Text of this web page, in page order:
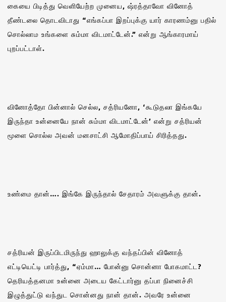
கையை பிடித்து வெளியேற்ற முனைய, ஷ்ரத்தாவோ வினோத்
தீண்டலை தொடவிடாது “எங்கப்பா இறப்புக்கு யார் காரணம்னு பதில்
சொல்லாம உங்களை சும்மா விடமாட்டேன்.” என்று ஆங்காரமாய்
புறப்பட்டாள்.
வினோத்தோ பின்னால் செல்ல, சத்ரியனோ, ‘கூடுதலா இங்கயே
இருந்தா உன்னையே நான் சும்மா விடமாட்டேன்’ என்று சத்ரியன்
மூளை சொல்ல அவன் மனசாட்சி ஆமோதிப்பாய் சிரித்தது.
உண்மை தான்…. இங்கே இருந்தால் சேதாரம் அவளுக்கு தான்.
சத்ரியன் இருப்பிடமிருந்து ஹாலுக்கு வந்தப்பின் வினோத்
எட்டியெட்டி பார்த்து, “ஏம்மா… போன்னு சொன்னா போகமாட்ட?
தெரியத்தனமா உன்னை அடைய கேட்டார்னு தப்பா நினைச்சி
இழுத்துட்டு வந்துட சொன்னது நான் தான். அவரே உன்னை